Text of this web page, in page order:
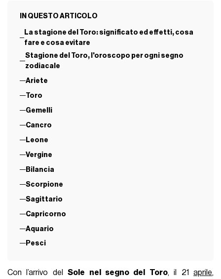
IN QUESTO ARTICOLO
La stagione del Toro: significato ed effetti, cosa
fare e cosa evitare
Stagione del Toro, l'oroscopo per ogni segno
zodiacale
Ariete
Toro
Gemelli
Cancro
Leone
Vergine
Bilancia
Scorpione
Sagittario
Capricorno
Aquario
Pesci
Con l’arrivo delSole nel segno del Toro, il 21 aprile,